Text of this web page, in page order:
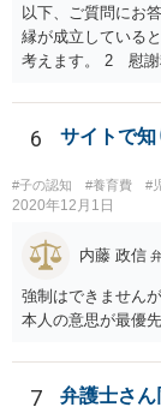
以下、ご質問にお
縁が成立している
考えます。 2 慰謝
うに合意書を取り
わし、その中で精
6 サイトで
#子の認知 #養育費 #
2020年12月1日
内藤 政信
強制はできません
本人の意思が最優先
7 弁護士さ